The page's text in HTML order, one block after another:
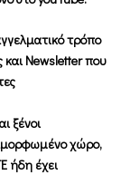
τρόπο
και Newsletterπου
ξένοι
χώρο,
ήδη έχει